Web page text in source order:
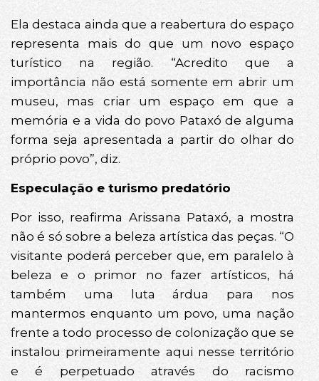
Ela destaca ainda que a reabertura do espaço
representa mais do que um novo espaço
turístico na região. “Acredito que a
importância não está somente em abrir um
museu, mas criar um espaço em que a
memória e a vida do povo Pataxó de alguma
forma seja apresentada a partir do olhar do
próprio povo”, diz.
Especulação e turismo predatório
Por isso, reafirma Arissana Pataxó, a mostra
não é só sobre a beleza artística das peças. “O
visitante poderá perceber que, em paralelo à
beleza e o primor no fazer artísticos, há
também uma luta árdua para nos
mantermos enquanto um povo, uma nação
frente a todo processo de colonização que se
instalou primeiramente aqui nesse território
e é perpetuado através do racismo